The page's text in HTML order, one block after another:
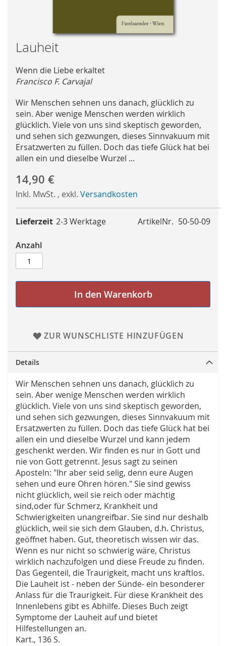
Skip
to
the
beginning
of
the
images
gallery
Lauheit
Wenn die Liebe erkaltet
Francisco F. Carvajal
Wir Menschen sehnen uns danach, glücklich zu
sein. Aber wenige Menschen werden wirklich
glücklich. Viele von uns sind skeptisch geworden,
und sehen sich gezwungen, dieses Sinnvakuum mit
Ersatzwerten zu füllen. Doch das tiefe Glück hat bei
allen ein und dieselbe Wurzel ...
14,90 €
Inkl. MwSt. , exkl. Versandkosten
ArtikelNr. 50-50-09
Lieferzeit 2-3 Werktage
Anzahl
In den Warenkorb
ZUR WUNSCHLISTE HINZUFÜGEN
Details
Wir Menschen sehnen uns danach, glücklich zu
sein. Aber wenige Menschen werden wirklich
glücklich. Viele von uns sind skeptisch geworden,
und sehen sich gezwungen, dieses Sinnvakuum mit
Ersatzwerten zu füllen. Doch das tiefe Glück hat bei
allen ein und dieselbe Wurzel und kann jedem
geschenkt werden. Wir finden es nur in Gott und
nie von Gott getrennt. Jesus sagt zu seinen
Aposteln: "Ihr aber seid selig, denn eure Augen
sehen und eure Ohren hören." Sie sind gewiss
nicht glücklich, weil sie reich oder mächtig
sind,oder für Schmerz, Krankheit und
Schwierigkeiten unangreifbar. Sie sind nur deshalb
glücklich, weil sie sich dem Glauben, d.h. Christus,
geöffnet haben. Gut, theoretisch wissen wir das.
Wenn es nur nicht so schwierig wäre, Christus
wirklich nachzufolgen und diese Freude zu finden.
Das Gegenteil, die Traurigkeit, macht uns kraftlos.
Die Lauheit ist - neben der Sünde- ein besonderer
Anlass für die Traurigkeit. Für diese Krankheit des
Innenlebens gibt es Abhilfe. Dieses Buch zeigt
Symptome der Lauheit auf und bietet
Hilfestellungen an.
Kart., 136 S.